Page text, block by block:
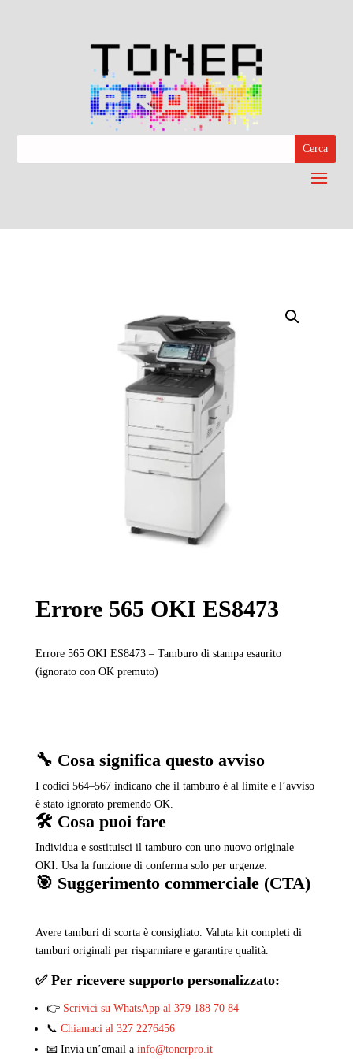
Errore 565 OKI ES8473
Errore 565 OKI ES8473 – Tamburo di stampa esaurito
(ignorato con OK premuto)
🔧 Cosa significa questo avviso
I codici 564–567 indicano che il tamburo è al limite e l’avviso
è stato ignorato premendo OK.
🛠️ Cosa puoi fare
Individua e sostituisci il tamburo con uno nuovo originale
OKI. Usa la funzione di conferma solo per urgenze.
🎯 Suggerimento commerciale (CTA)
Avere tamburi di scorta è consigliato. Valuta kit completi di
tamburi originali per risparmiare e garantire qualità.
✅ Per ricevere supporto personalizzato:
👉 Scrivici su WhatsApp al 379 188 70 84
📞 Chiamaci al 327 2276456
📧 Invia un’email a info@tonerpro.it